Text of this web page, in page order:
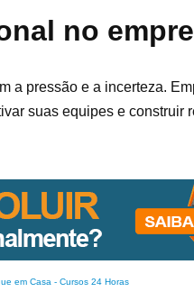
no
a pressão e a incerteza.
suas equipes e
em Casa - Cursos 24 Horas